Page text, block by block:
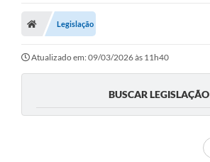
Legislação
Atualizado em: 09/03/2026 às 11h40
BUSCAR LEGISLAÇÃO